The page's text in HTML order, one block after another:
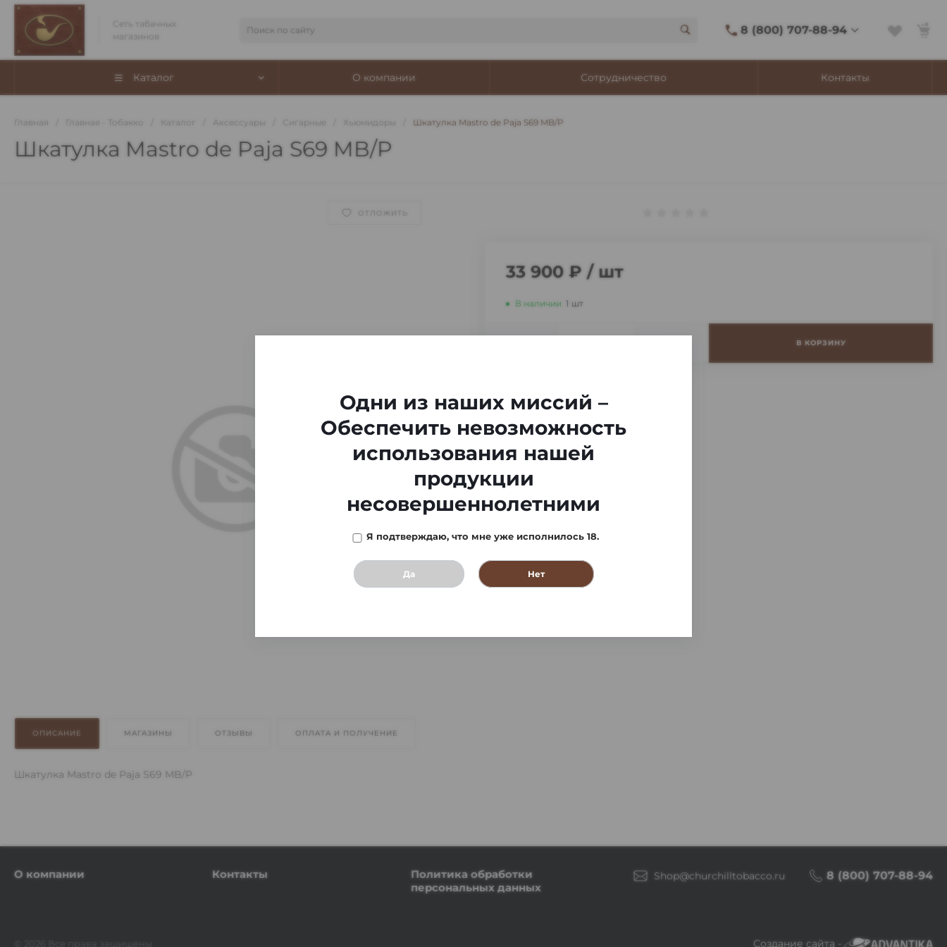
Сеть табачных
магазинов
8 (800) 707-88-94
8 (800) 707-88-94
Адмирала Фокина, 8
Каталог О компании Сотрудничество Контакты
Главная Главная - Тобакко Каталог Аксессуары Сигарные Хьюмидоры Шкатулка Mastro de Paja S69 MB/P
Шкатулка Mastro de Paja S69 MB/P
ОТЛОЖИТЬ
33 900 ₽ / шт
В наличии 1 шт
В КОРЗИНУ
ОПИСАНИЕ МАГАЗИНЫ ОТЗЫВЫ ОПЛАТА И ПОЛУЧЕНИЕ
Шкатулка Mastro de Paja S69 MB/P
О компании Контакты
Политика обработки
персональных данных
Shop@churchilltobacco.ru 8 (800) 707-88-94
© 2026 Все права защищены Создание сайта -
Одни из наших миссий –
Обеспечить невозможность
использования нашей
продукции
несовершеннолетними
Я подтверждаю, что мне уже исполнилось 18.
Да Нет